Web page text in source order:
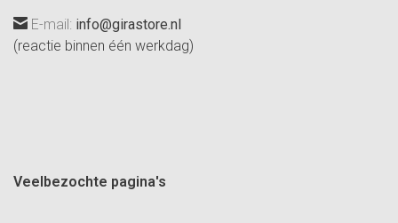
E-mail: info@girastore.nl
(reactie binnen één werkdag)
Veelbezochte pagina's